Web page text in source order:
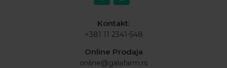
Kontakt:
+381 11 2341-548
Online Prodaja
online@galafarm.rs